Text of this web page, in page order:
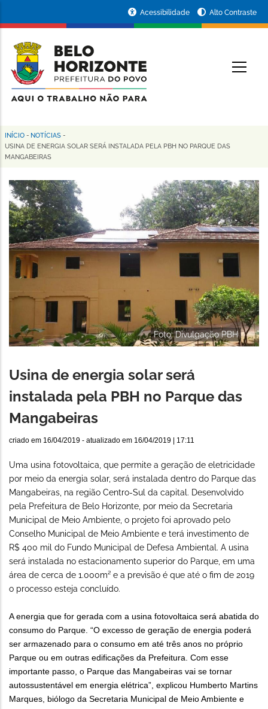
conteúdo
principal
da
Prefeitura
de
Horizonte
Acessibilidade Alto Contraste
Trilha
de
navegação
INÍCIO - NOTÍCIAS -
USINA DE ENERGIA SOLAR SERÁ INSTALADA PELA PBH NO PARQUE DAS
MANGABEIRAS
Foto: Divulgação PBH
Usina de energia solar será
instalada pela PBH no Parque das
Mangabeiras
criado em 16/04/2019 - atualizado em 16/04/2019 | 17:11
Uma usina fotovoltaica, que permite a geração de eletricidade
por meio da energia solar, será instalada dentro do Parque das
Mangabeiras, na região Centro-Sul da capital. Desenvolvido
pela Prefeitura de Belo Horizonte, por meio da Secretaria
Municipal de Meio Ambiente, o projeto foi aprovado pelo
Conselho Municipal de Meio Ambiente e terá investimento de
R$ 400 mil do Fundo Municipal de Defesa Ambiental. A usina
será instalada no estacionamento superior do Parque, em uma
área de cerca de 1.000m² e a previsão é que até o fim de 2019
o processo esteja concluído.
A energia que for gerada com a usina fotovoltaica será abatida do
consumo do Parque. “O excesso de geração de energia poderá
ser armazenado para o consumo em até três anos no próprio
Parque ou em outras edificações da Prefeitura. Com esse
importante passo, o Parque das Mangabeiras vai se tornar
autossustentável em energia elétrica”, explicou Humberto Martins
Marques, biólogo da Secretaria Municipal de Meio Ambiente e